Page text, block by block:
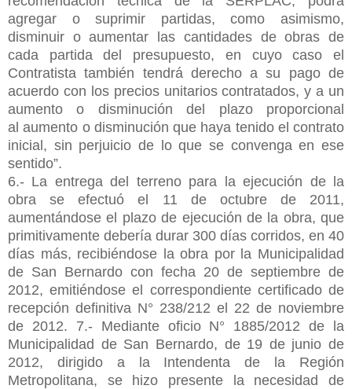
agregar o suprimir partidas, como asimismo,
disminuir o aumentar las cantidades de obras de
cada partida del presupuesto, en cuyo caso el
Contratista también tendrá derecho a su pago de
acuerdo con los precios unitarios contratados, y a un
aumento o disminución del plazo proporcional
alaumento o disminución que haya tenido el contrato
inicial, sin perjuicio de lo que se convenga en ese
sentido”.
6.- La entrega del terreno para la ejecución de la
obra se efectuó el 11 de octubre de 2011,
aumentándose el plazo de ejecución de la obra, que
primitivamente debería durar 300 días corridos, en 40
días más, recibiéndose la obra por la Municipalidad
de San Bernardo con fecha 20 de septiembre de
2012, emitiéndose el correspondiente certificado de
recepción definitiva N° 238/212 el 22 de noviembre
de 2012. 7.- Mediante oficio N° 1885/2012 de la
Municipalidad de San Bernardo, de 19 de junio de
2012, dirigido a la Intendenta de la Región
Metropolitana, se hizo presente la necesidad de